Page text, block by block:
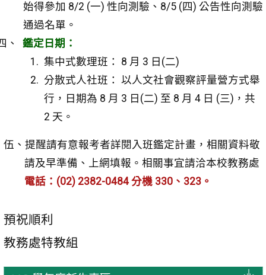
始得參加 8/2 (一) 性向測驗、8/5 (四) 公告性向測驗
通過名單。
鑑定日期：
集中式數理班： 8 月 3 日(二)
分散式人社班： 以人文社會觀察評量營方式舉
行，日期為 8 月 3 日(二) 至 8 月 4 日 (三)，共
2 天。
伍、提醒請有意報考者詳閱入班鑑定計畫，相關資料敬
請及早準備、上網填報。相關事宜請洽本校教務處
電話：(02) 2382-0484 分機 330、323。
預祝順利
教務處特教組